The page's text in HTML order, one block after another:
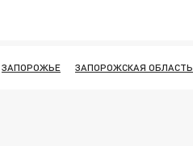
ЗАПОРОЖЬЕ ЗАПОРОЖСКАЯ ОБЛАСТЬ